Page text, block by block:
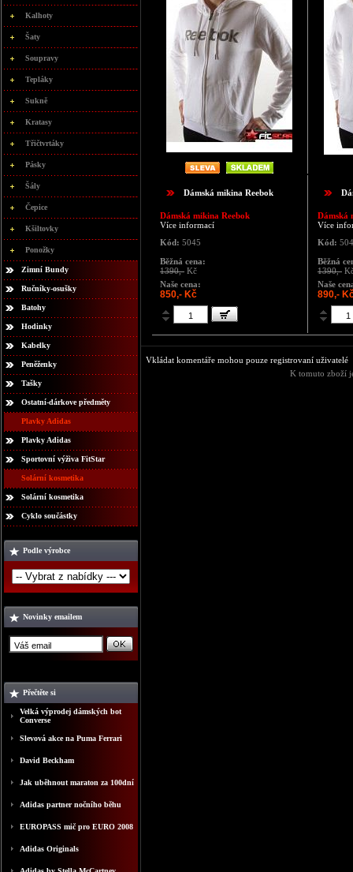
Kalhoty
Šaty
Soupravy
Tepláky
Sukně
Kratasy
Třičtvrtáky
Pásky
Šály
Čepice
Kšiltovky
Ponožky
Zimní Bundy
Ručníky-osušky
Batohy
Hodinky
Kabelky
Peněženky
Tašky
Ostatní-dárkove předměty
Plavky Adidas
Plavky Adidas
Sportovní výživa FitStar
Solární kosmetika
Solární kosmetika
Cyklo součástky
Podle výrobce
Novinky emailem
Přečtěte si
Velká výprodej dámských bot
Converse
Slevová akce na Puma Ferrari
David Beckham
Jak uběhnout maraton za 100dní
Adidas partner nočního běhu
EUROPASS mič pro EURO 2008
Adidas Originals
Dámská mikina Reebok
Dámská mikina Reebok
Více informací
Kód: 5045
Běžná cena:
1390,- Kč
Naše cena:
850,- Kč
Dámská
Více
Kód:
Běžná
1390,-
Naše
890,-
Vkládat komentáře mohou pouze registrovaní uživatelé
K tomuto zboží